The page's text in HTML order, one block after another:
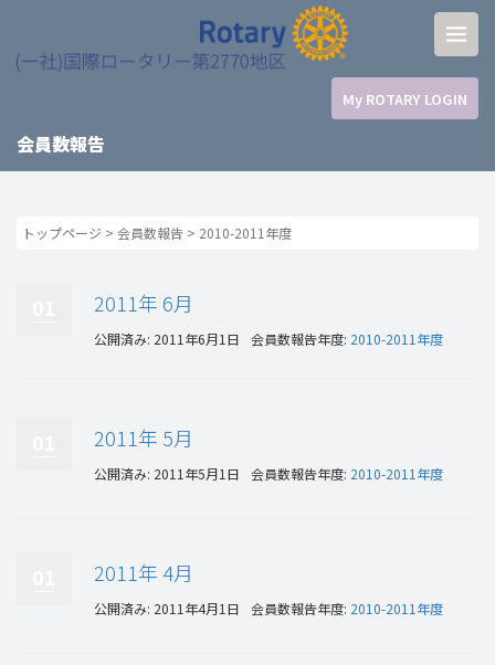
My ROTARY LOGIN
会員数報告
トップページ > 会員数報告 > 2010-2011年度
2011年 6月
公開済み: 2011年6月1日 会員数報告年度: 2010-2011年度
2011年 5月
公開済み: 2011年5月1日 会員数報告年度: 2010-2011年度
2011年 4月
公開済み: 2011年4月1日 会員数報告年度: 2010-2011年度